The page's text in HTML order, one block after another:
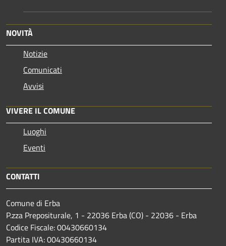
NOVITÀ
Notizie
Comunicati
Avvisi
VIVERE IL COMUNE
Luoghi
Eventi
CONTATTI
Comune di Erba
P.zza Prepositurale, 1 - 22036 Erba (CO) - 22036 - Erba
Codice Fiscale: 00430660134
Partita IVA: 00430660134